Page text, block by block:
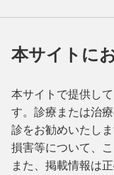
本サイトに
本サイトで提供し
す。診療または治
診をお勧めいたし
損害等について、
また、掲載情報は